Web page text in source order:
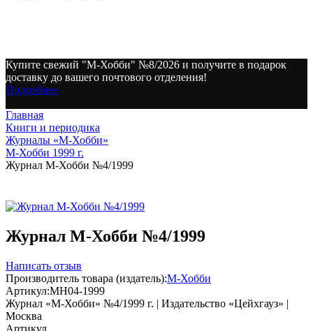
Купите свежий "М-Хобби" №8/2026 и получите в подарок
доставку до вашего почтового отделения!
Подробнее
Главная
Книги и периодика
Журналы «М-Хобби»
М-Хобби 1999 г.
Журнал М-Хобби №4/1999
Журнал М-Хобби №4/1999
Написать отзыв
Производитель товара (издатель):М-Хобби
Артикул:MH04-1999
Журнал «М-Хобби» №4/1999 г. | Издательство «Цейхгауз» |
Москва
Артикул